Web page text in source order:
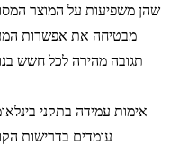
שהן משפיעות על המוצר
מבטיחה את אפשרות
תגובה מהירה לכל חשש
עומדים בדרישות